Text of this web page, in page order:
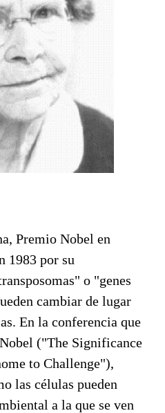
Premio Nobel en
1983 por su
o "genes
cambiar de lugar
En la conferencia que
("The Significance
to Challenge"),
las células pueden
a la que se ven